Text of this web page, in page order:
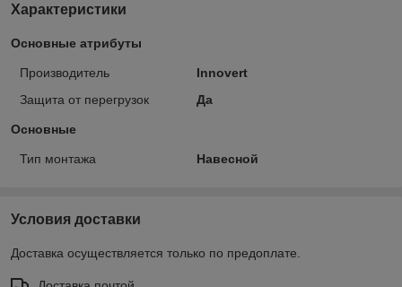
Характеристики
Основные атрибуты
Производитель
Innovert
Защита от перегрузок
Да
Основные
Тип монтажа Навесной
Условия доставки
Доставка осуществляется только по предоплате.